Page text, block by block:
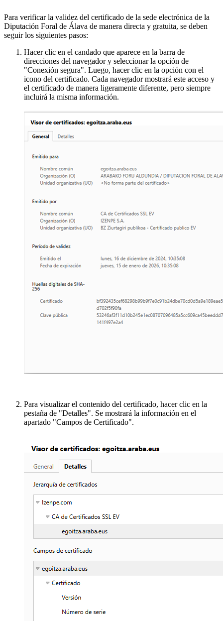
Para verificar la validez del certificado de la sede electrónica de la
Diputación Foral de Álava de manera directa y gratuita, se deben
seguir los siguientes pasos:
Hacer clic en el candado que aparece en la barra de
direcciones del navegador y seleccionar la opción de
"Conexión segura". Luego, hacer clic en la opción con el
icono del certificado. Cada navegador mostrará este acceso y
el certificado de manera ligeramente diferente, pero siempre
incluirá la misma información.
Para visualizar el contenido del certificado, hacer clic en la
pestaña de "Detalles". Se mostrará la información en el
apartado "Campos de Certificado".